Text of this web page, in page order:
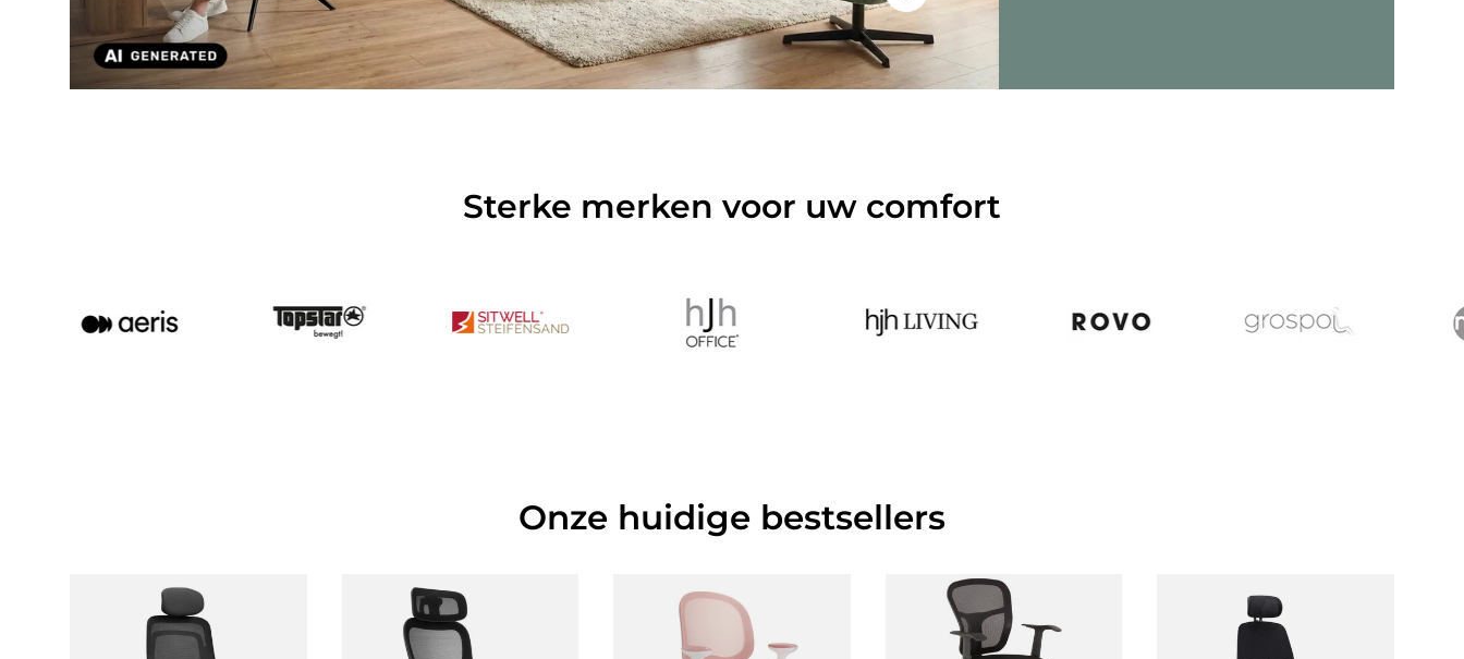
Sterke merken voor uw comfort
Onze huidige bestsellers